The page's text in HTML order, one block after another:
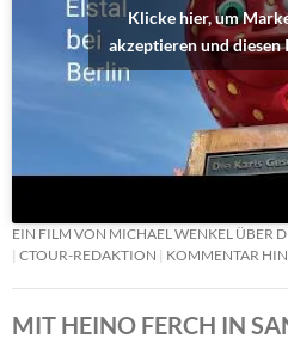
Klicke hier, um
akzeptieren und
EIN FILM VON MICHAEL WENKEL ÜBER
CTOUR-REDAKTION
KOMMENTAR
MIT HEINO FERCH IN